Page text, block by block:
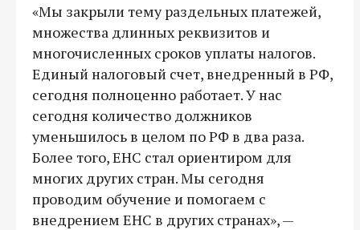
«Мы закрыли тему раздельных платежей,
множества длинных реквизитов и
многочисленных сроков уплаты налогов.
Единый налоговый счет, внедренный в РФ,
сегодня полноценно работает. У нас
сегодня количество должников
уменьшилось в целом по РФ в два раза.
Более того, ЕНС стал ориентиром для
многих других стран. Мы сегодня
проводим обучение и помогаем с
внедрением ЕНС в других странах», —